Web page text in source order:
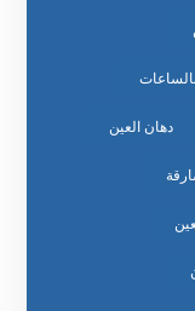
دهان العين